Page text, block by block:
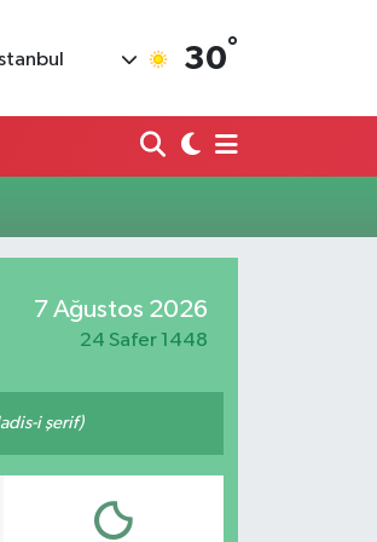
30°
7 Ağustos 2026
24 Safer 1448
i şerif)